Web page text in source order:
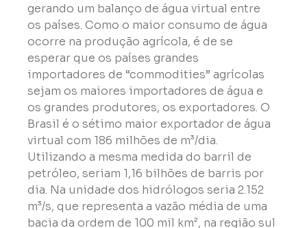
gerando um balanço de água virtual entre
os países. Como o maior consumo de água
ocorre na produção agrícola, é de se
esperar que os países grandes
importadores de “commodities” agrícolas
sejam os maiores importadores de água e
os grandes produtores, os exportadores. O
Brasil é o sétimo maior exportador de água
virtual com 186 milhões de m³/dia.
Utilizando a mesma medida do barril de
petróleo, seriam 1,16 bilhões de barris por
dia. Na unidade dos hidrólogos seria 2.152
m³/s, que representa a vazão média de uma
bacia da ordem de 100 mil km², na região sul